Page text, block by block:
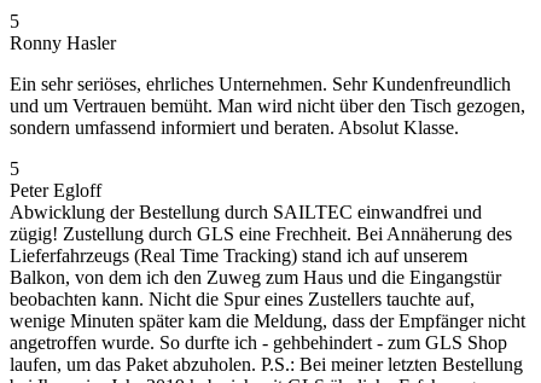
5
Ronny Hasler
Ein sehr seriöses, ehrliches Unternehmen. Sehr Kundenfreundlich
und um Vertrauen bemüht. Man wird nicht über den Tisch gezogen,
sondern umfassend informiert und beraten. Absolut Klasse.
5
Peter Egloff
Abwicklung der Bestellung durch SAILTEC einwandfrei und
zügig! Zustellung durch GLS eine Frechheit. Bei Annäherung des
Lieferfahrzeugs (Real Time Tracking) stand ich auf unserem
Balkon, von dem ich den Zuweg zum Haus und die Eingangstür
beobachten kann. Nicht die Spur eines Zustellers tauchte auf,
wenige Minuten später kam die Meldung, dass der Empfänger nicht
angetroffen wurde. So durfte ich - gehbehindert - zum GLS Shop
laufen, um das Paket abzuholen. P.S.: Bei meiner letzten Bestellung